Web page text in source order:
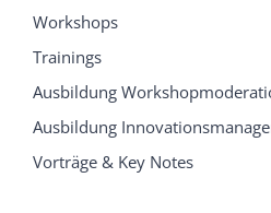
Workshops
Trainings
Ausbildung
Ausbildung
Vorträge & Key Notes